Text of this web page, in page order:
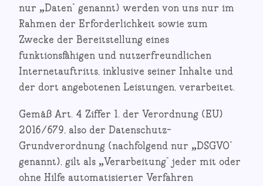
nur „Daten“ genannt) werden von uns nur im
Rahmen der Erforderlichkeit sowie zum
Zwecke der Bereitstellung eines
funktionsfähigen und nutzerfreundlichen
Internetauftritts, inklusive seiner Inhalte und
der dort angebotenen Leistungen, verarbeitet.
Gemäß Art. 4 Ziffer 1. der Verordnung (EU)
2016/679, also der Datenschutz-
Grundverordnung (nachfolgend nur „DSGVO“
genannt), gilt als „Verarbeitung“ jeder mit oder
ohne Hilfe automatisierter Verfahren